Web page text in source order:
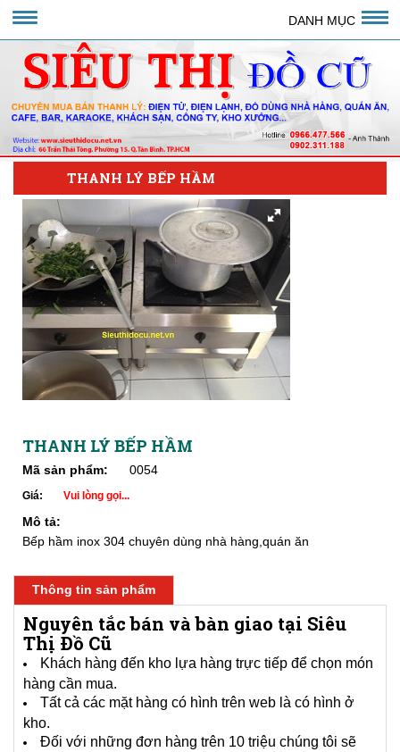
DANH MỤC
THANH LÝ BẾP HẦM
THANH LÝ BẾP HẦM
Mã sản phẩm: 0054
Giá: Vui lòng gọi...
Mô tả:
Bếp hầm inox 304 chuyên dùng nhà hàng,quán ăn
Thông tin sản phẩm
Nguyên tắc bán và bàn giao tại Siêu
Thị Đồ Cũ
Khách hàng đến kho lựa hàng trực tiếp để chọn món
hàng cần mua.
Tất cả các mặt hàng có hình trên web là có hình ở
kho.
Đối với những đơn hàng trên 10 triệu chúng tôi sẽ